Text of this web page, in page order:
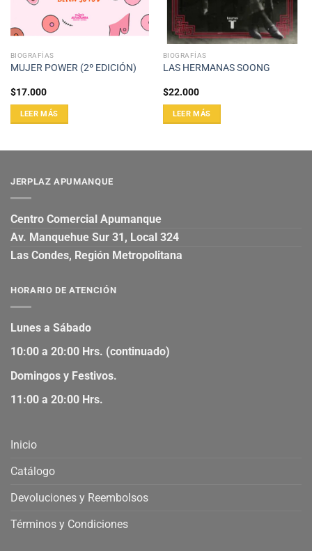
BIOGRAFÍAS
MUJER POWER (2º EDICIÓN)
$17.000
LEER MÁS
BIOGRAFÍAS
LAS HERMANAS SOONG
$22.000
LEER MÁS
JERPLAZ APUMANQUE
Centro Comercial Apumanque
Av. Manquehue Sur 31, Local 324
Las Condes, Región Metropolitana
HORARIO DE ATENCIÓN
Lunes a Sábado
10:00 a 20:00 Hrs. (continuado)
Domingos y Festivos.
11:00 a 20:00 Hrs.
Inicio
Catálogo
Devoluciones y Reembolsos
Términos y Condiciones